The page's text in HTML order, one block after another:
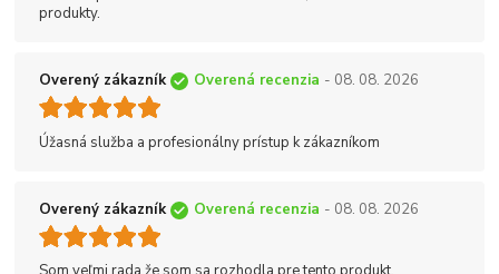
produkty.
Overený zákazník Overená recenzia - 08. 08. 2026
Úžasná služba a profesionálny prístup k zákazníkom
Overený zákazník Overená recenzia - 08. 08. 2026